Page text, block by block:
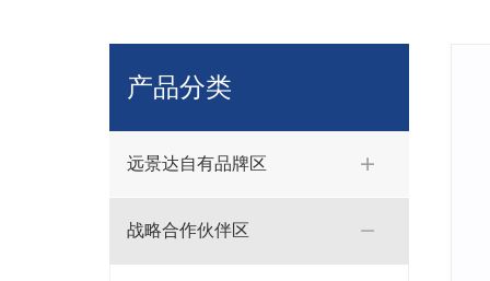
产品分类
远景达自有品牌区
战略合作伙伴区